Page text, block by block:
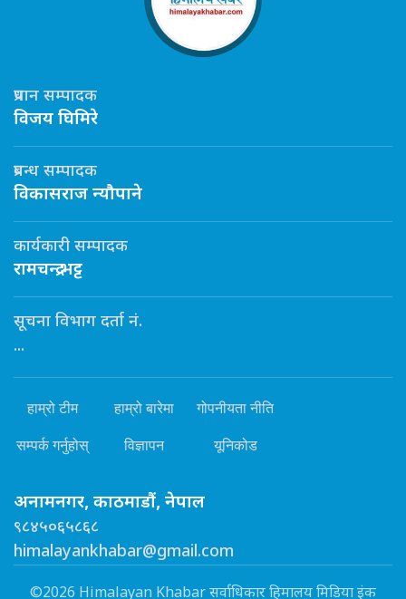
प्रधान सम्पादक
विजय घिमिरे
प्रबन्ध सम्पादक
विकासराज न्यौपाने
कार्यकारी सम्पादक
रामचन्द्र भट्ट
सूचना विभाग दर्ता नं.
...
हाम्रो टीम हाम्रो बारेमा गोपनीयता नीति
सम्पर्क गर्नुहोस् विज्ञापन यूनिकोड
अनामनगर, काठमाडौं, नेपाल
९८४५०६५८६८
himalayankhabar@gmail.com
©2026 Himalayan Khabar सर्वाधिकार हिमालय मिडिया इंक